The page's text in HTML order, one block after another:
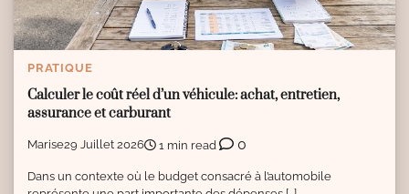
PRATIQUE
Calculer le coût réel d’un véhicule: achat, entretien,
assurance et carburant
Marise29 Juillet 2026 1 min read 0
Dans un contexte où le budget consacré à l’automobile